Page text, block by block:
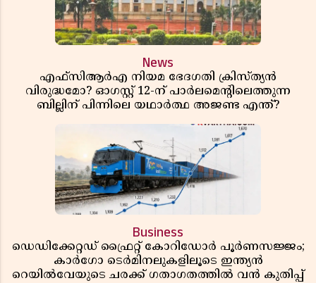
News
എഫ്സിആർഎ നിയമ ഭേദഗതി ക്രിസ്ത്യൻ
വിരുദ്ധമോ? ഓഗസ്റ്റ് 12-ന് പാർലമെന്റിലെത്തുന്ന
ബില്ലിന് പിന്നിലെ യഥാർത്ഥ അജണ്ട എന്ത്?
Business
ഡെഡിക്കേറ്റഡ് ഫ്രൈറ്റ് കോറിഡോർ പൂർണസജ്ജം;
കാർഗോ ടെർമിനലുകളിലൂടെ ഇന്ത്യൻ
റെയിൽവേയുടെ ചരക്ക് ഗതാഗതത്തിൽ വൻ കുതിപ്പ്